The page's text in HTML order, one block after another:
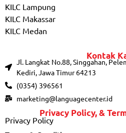
KILC Lampung
KILC Makassar
KILC Medan
Kontak
Jl. Langkat No.88, Singgahan,
Kediri, Jawa Timur 64213
(0354) 396561
marketing@languagecenter.id
Privacy Policy, &
Privacy Policy